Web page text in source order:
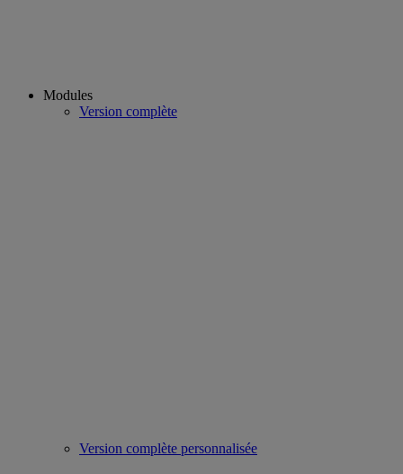
Modules
Version complète
Version complète personnalisée